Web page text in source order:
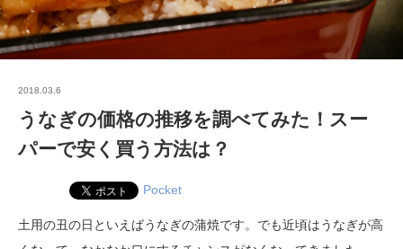
2018.03.6
うなぎの価格の推移を調べてみた！スー
パーで安く買う方法は？
Pocket
土用の丑の日といえばうなぎの蒲焼です。でも近頃はうなぎが高